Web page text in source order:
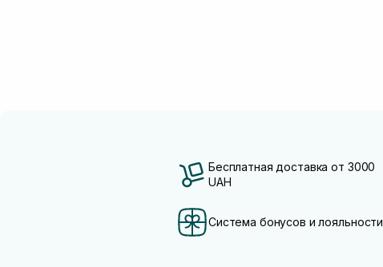
Бесплатная доставка от 3000
UAH
Система бонусов и лояльности